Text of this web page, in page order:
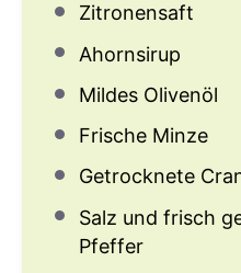
Zitronensaft
Ahornsirup
Mildes Olivenöl
Frische Minze
Getrocknete
Salz und frisch
Pfeffer